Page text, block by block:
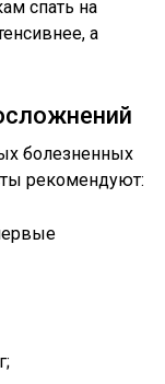
спать на
а
болезненных
рекомендуют: